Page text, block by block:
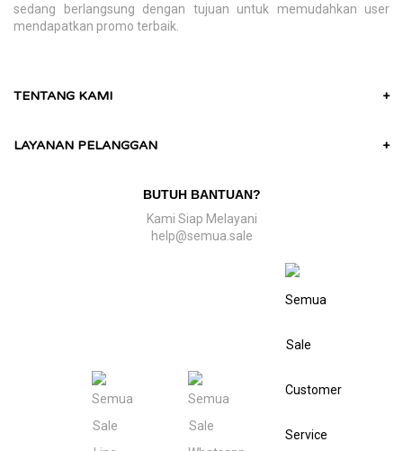
sedang berlangsung dengan tujuan untuk memudahkan user
mendapatkan promo terbaik.
TENTANG KAMI +
LAYANAN PELANGGAN +
BUTUH BANTUAN?
Kami Siap Melayani
help@semua.sale